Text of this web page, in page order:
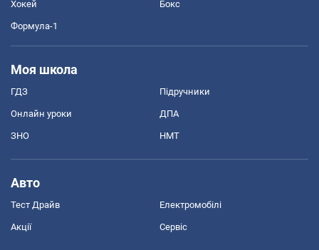
Хокей Бокс
Формула-1
Моя школа
ГДЗ Підручники
Онлайн уроки ДПА
ЗНО НМТ
Авто
Тест Драйв Електромобілі
Акції Сервіс